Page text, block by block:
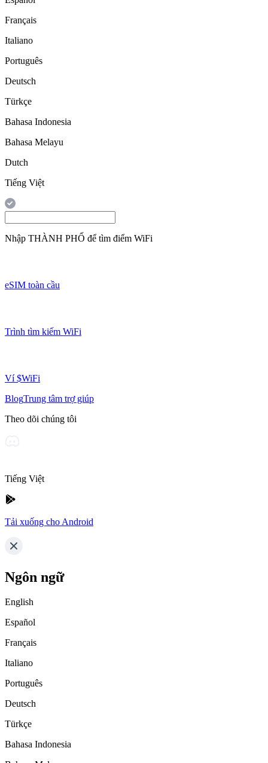
Français
Italiano
Português
Deutsch
Türkçe
Bahasa Indonesia
Bahasa Melayu
Dutch
Tiếng Việt
Nhập THÀNH PHỐ để tìm điểm WiFi
eSIM toàn cầu
Trình tìm kiếm WiFi
Ví $WiFi
BlogTrung tâm trợ giúp
Theo dõi chúng tôi
Tiếng Việt
Tải xuống cho Android
Ngôn ngữ
English
Español
Français
Italiano
Português
Deutsch
Türkçe
Bahasa Indonesia